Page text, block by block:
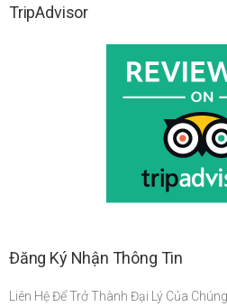
TripAdvisor
Đăng Ký Nhận Thông Tin
Liên Hệ Để Trở Thành Đại Lý Của